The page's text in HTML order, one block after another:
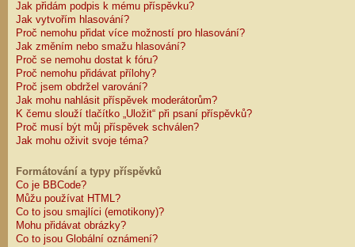
Jak přidám podpis k mému příspěvku?
Jak vytvořím hlasování?
Proč nemohu přidat více možností pro hlasování?
Jak změním nebo smažu hlasování?
Proč se nemohu dostat k fóru?
Proč nemohu přidávat přílohy?
Proč jsem obdržel varování?
Jak mohu nahlásit příspěvek moderátorům?
K čemu slouží tlačítko „Uložit“ při psaní příspěvků?
Proč musí být můj příspěvek schválen?
Jak mohu oživit svoje téma?
Formátování a typy příspěvků
Co je BBCode?
Můžu používat HTML?
Co to jsou smajlíci (emotikony)?
Mohu přidávat obrázky?
Co to jsou Globální oznámení?